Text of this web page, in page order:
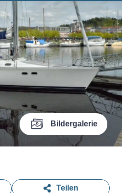
Bildergalerie
Teilen